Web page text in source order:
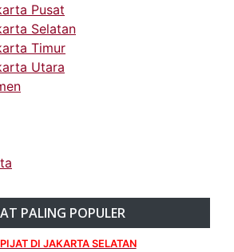
Pusat
Selatan
Timur
Utara
PALING POPULER
DI JAKARTA SELATAN